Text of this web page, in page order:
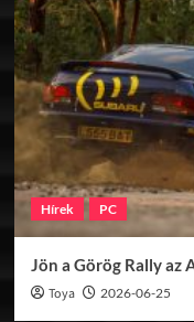
Hírek PC
Jön a Görög Rally az
Toya 2026-06-25